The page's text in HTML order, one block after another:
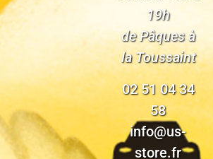
19h
de Pâques à
la Toussaint
02 51 04 34
58
info@us-
store.fr